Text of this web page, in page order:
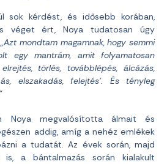
kérdést, és idősebb korában,
véget ért, Noya tudatosan úgy
„Azt mondtam magamnak, hogy semmi
egy mantrám, amit folyamatosan
törlés, továbblépés, álcázás,
elszakadás, felejtés’. És tényleg
Noya megvalósította álmait és
addig, amíg a nehéz emlékek
a tudatát. Az évek során, majd
a bántalmazás során kialakult